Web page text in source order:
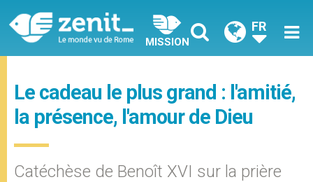
MISSION
FR
Le cadeau le plus grand : l'amitié,
la présence, l'amour de Dieu
Catéchèse de Benoît XVI sur la prière